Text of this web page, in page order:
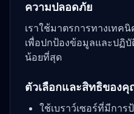
ความปลอดภัย
เราใช้มาตรการทางเทค
เพื่อปกป้องข้อมูลและปฏิ
น้อยที่สุด
ตัวเลือกและสิทธิของ
ใช้เบราว์เซอร์ที่มีกา